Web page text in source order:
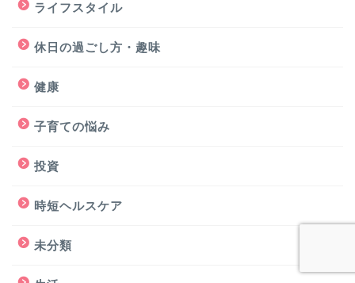
ライフスタイル
休日の過ごし方・趣味
健康
子育ての悩み
投資
時短ヘルスケア
未分類